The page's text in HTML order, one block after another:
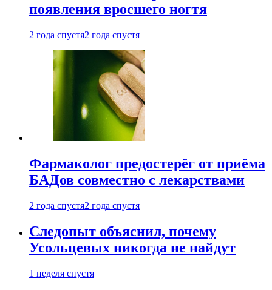
появления вросшего ногтя
2 года спустя2 года спустя
Фармаколог предостерёг от приёма
БАДов совместно с лекарствами
2 года спустя2 года спустя
Следопыт объяснил, почему
Усольцевых никогда не найдут
1 неделя спустя